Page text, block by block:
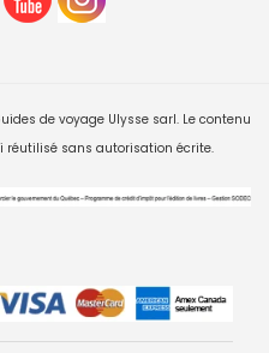
de voyage Ulysse sarl. Le contenu
réutilisé sans autorisation écrite.